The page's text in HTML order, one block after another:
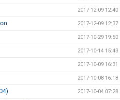
2017-12-09 12:40
2017-12-09 12:37
2017-10-29 19:50
2017-10-14 15:43
2017-10-09 16:31
2017-10-08 16:18
2017-10-04 07:28